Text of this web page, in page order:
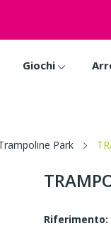
Giochi
Park
Riferimento: